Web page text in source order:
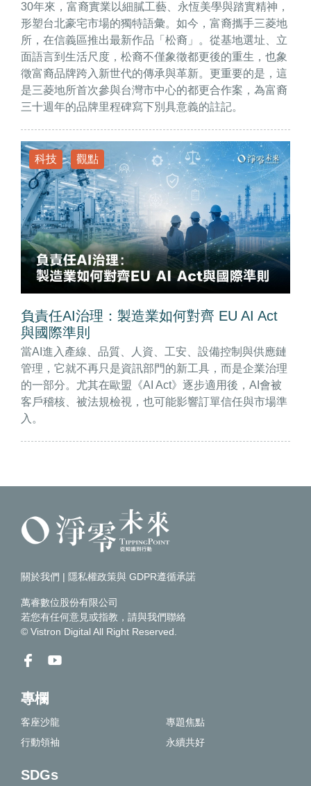
30年來，富裔實業以細膩工藝、永恆美學與踏實精神，
形塑台北豪宅市場的獨特語彙。如今，富裔攜手三菱地
所，在信義區推出最新作品「松裔」。從基地選址、立
面語言到生活尺度，松裔不僅象徵都更後的重生，也象
徵富裔品牌跨入新世代的傳承與革新。更重要的是，這
是三菱地所首次參與台灣市中心的都更合作案，為富裔
三十週年的品牌里程碑寫下別具意義的註記。
科技 觀點
負責任AI治理：製造業如何對齊 EU AI Act
與國際準則
當AI進入產線、品質、人資、工安、設備控制與供應鏈
管理，它就不再只是資訊部門的新工具，而是企業治理
的一部分。尤其在歐盟《AI Act》逐步適用後，AI會被
客戶稽核、被法規檢視，也可能影響訂單信任與市場準
入。
關於我們 | 隱私權政策與 GDPR遵循承諾
萬睿數位股份有限公司
若您有任何意見或指教，請與我們聯絡
© Vistron Digital All Right Reserved.
專欄
客座沙龍
專題焦點
行動領袖
永續共好
SDGs